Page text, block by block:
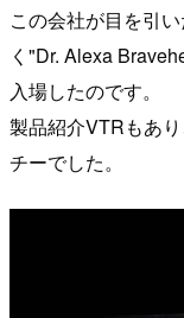
この会社が目を引
く"Dr. Alexa
入場したのです。
製品紹介VTRもあ
チーでした。